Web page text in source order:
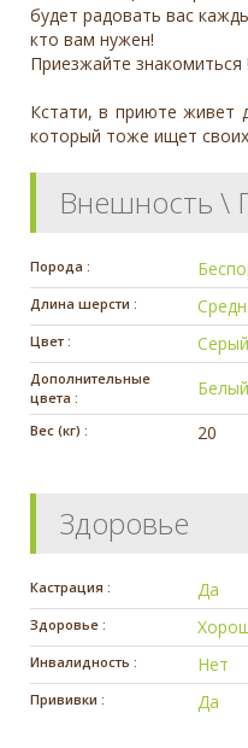
будет радовать вас
кто вам нужен!
Приезжайте знакомиться !
Кстати, в приюте живет
который тоже ищет
Внешность \
Порода :
Длина шерсти :
Цвет : Серый
Дополнительные
цвета :
Белый
Вес (кг) : 20
Здоровье
Кастрация : Да
Здоровье :
Инвалидность : Нет
Прививки : Да